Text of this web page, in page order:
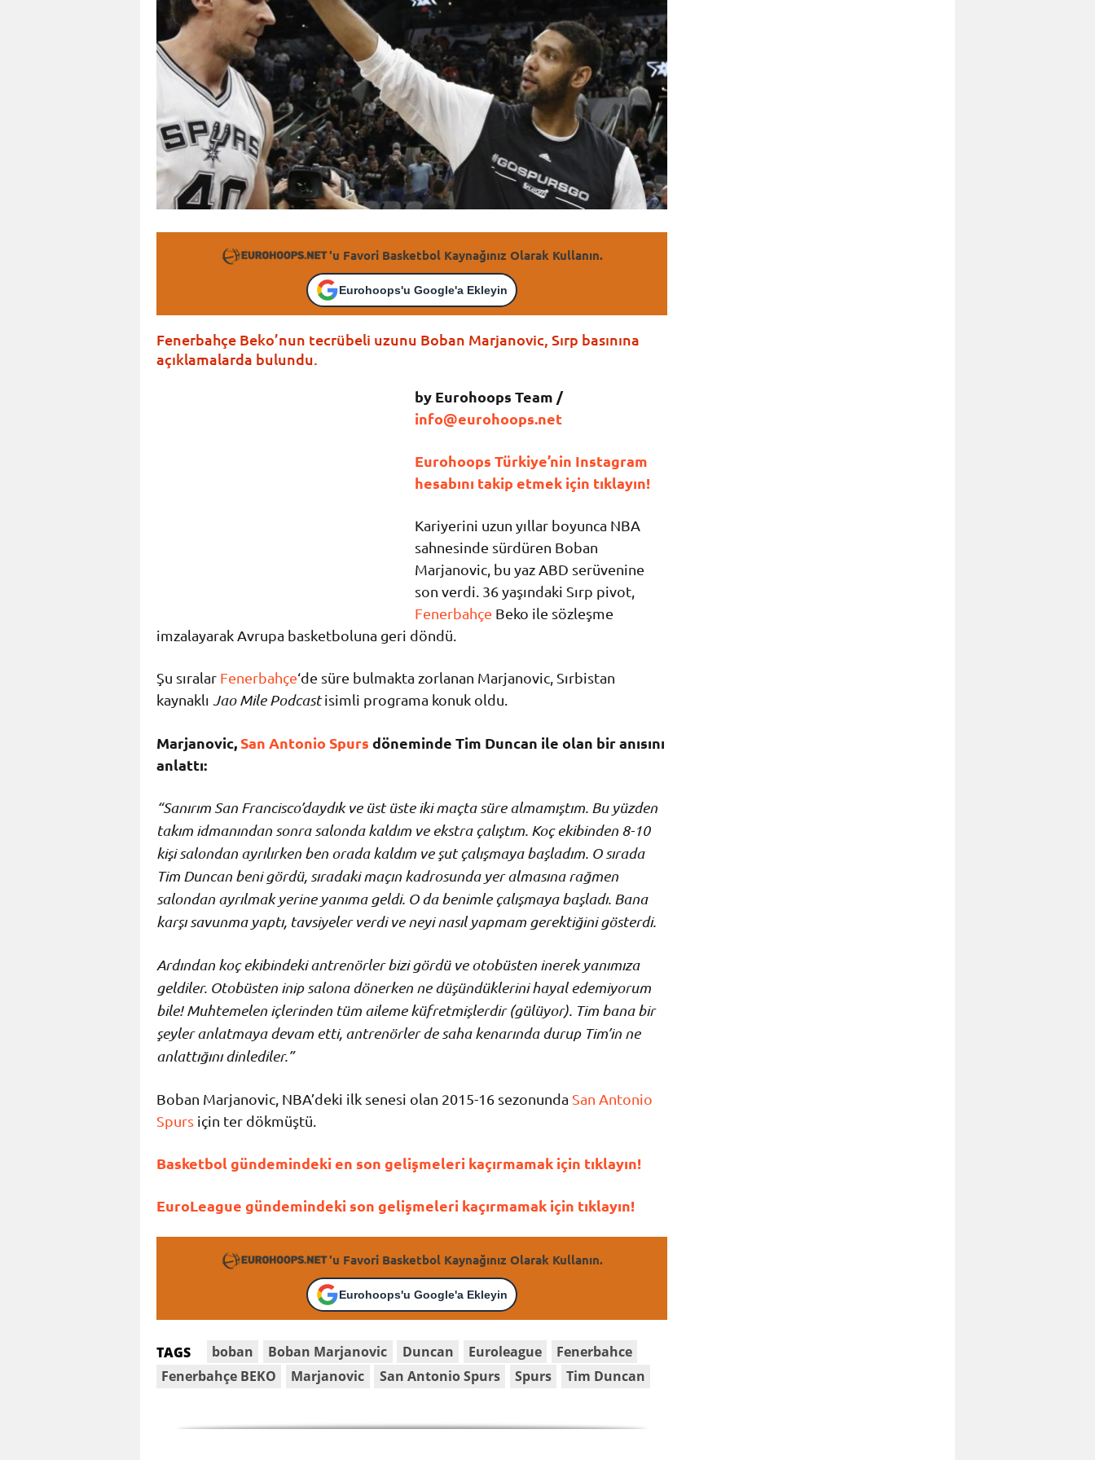
'u Favori Basketbol Kaynağınız Olarak Kullanın.
Eurohoops'u Google'a Ekleyin
Fenerbahçe Beko’nun tecrübeli uzunu Boban Marjanovic, Sırp basınına
açıklamalarda bulundu.
by Eurohoops Team /
info@eurohoops.net
Eurohoops Türkiye’nin Instagram
hesabını takip etmek için tıklayın!
Kariyerini uzun yıllar boyunca NBA
sahnesinde sürdüren Boban
Marjanovic, bu yaz ABD serüvenine
son verdi. 36 yaşındaki Sırp pivot,
Fenerbahçe Beko ile sözleşme
imzalayarak Avrupa basketboluna geri döndü.
Şu sıralar Fenerbahçe‘de süre bulmakta zorlanan Marjanovic, Sırbistan
kaynaklı Jao Mile Podcastisimli programa konuk oldu.
Marjanovic,San Antonio Spurs döneminde Tim Duncan ile olan bir anısını
anlattı:
“Sanırım San Francisco’daydık ve üst üste iki maçta süre almamıştım. Bu yüzden
takım idmanından sonra salonda kaldım ve ekstra çalıştım. Koç ekibinden 8-10
kişi salondan ayrılırken ben orada kaldım ve şut çalışmaya başladım. O sırada
Tim Duncan beni gördü, sıradaki maçın kadrosunda yer almasına rağmen
salondan ayrılmak yerine yanıma geldi. O da benimle çalışmaya başladı. Bana
karşı savunma yaptı, tavsiyeler verdi ve neyi nasıl yapmam gerektiğini gösterdi.
Ardından koç ekibindeki antrenörler bizi gördü ve otobüsten inerek yanımıza
geldiler. Otobüsten inip salona dönerken ne düşündüklerini hayal edemiyorum
bile! Muhtemelen içlerinden tüm aileme küfretmişlerdir (gülüyor). Tim bana bir
şeyler anlatmaya devam etti, antrenörler de saha kenarında durup Tim’in ne
anlattığını dinlediler.”
Boban Marjanovic, NBA’deki ilk senesi olan 2015-16 sezonunda San Antonio
Spurs için ter dökmüştü.
Basketbol gündemindeki en son gelişmeleri kaçırmamak için tıklayın!
EuroLeague gündemindeki son gelişmeleri kaçırmamak için tıklayın!
'u Favori Basketbol Kaynağınız Olarak Kullanın.
Eurohoops'u Google'a Ekleyin
TAGS boban Boban Marjanovic Duncan Euroleague
Fenerbahce
Fenerbahçe BEKO
Marjanovic San Antonio Spurs Spurs Tim Duncan